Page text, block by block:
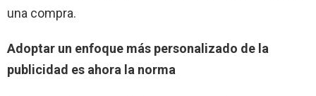
una compra.
Adoptar un enfoque más personalizado de la
publicidad es ahora la norma